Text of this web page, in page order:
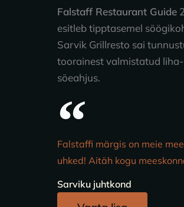
Falstaff Restaurant Guide
esitleb tipptasemel
Sarvik Grillresto sai
toorainest valmistatud
söeahjus.
Falstaffi märgis on meie
uhked! Aitäh kogu
Sarviku juhtkond